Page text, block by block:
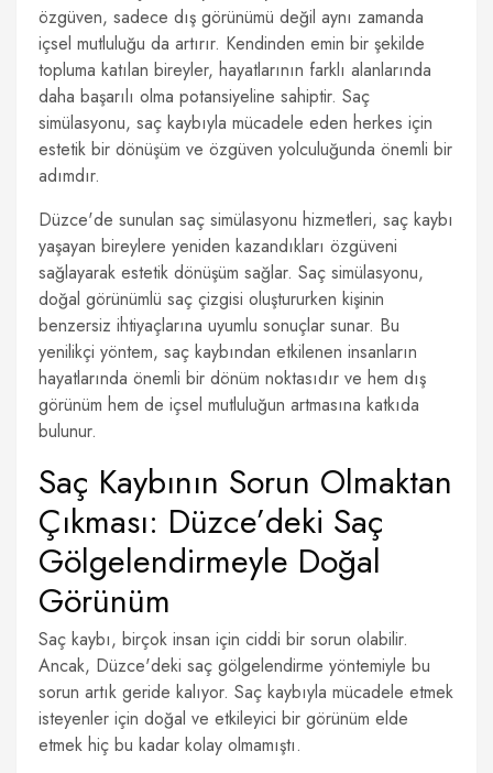
özgüven, sadece dış görünümü değil aynı zamanda
içsel mutluluğu da artırır. Kendinden emin bir şekilde
topluma katılan bireyler, hayatlarının farklı alanlarında
daha başarılı olma potansiyeline sahiptir. Saç
simülasyonu, saç kaybıyla mücadele eden herkes için
estetik bir dönüşüm ve özgüven yolculuğunda önemli bir
adımdır.
Düzce'de sunulan saç simülasyonu hizmetleri, saç kaybı
yaşayan bireylere yeniden kazandıkları özgüveni
sağlayarak estetik dönüşüm sağlar. Saç simülasyonu,
doğal görünümlü saç çizgisi oluştururken kişinin
benzersiz ihtiyaçlarına uyumlu sonuçlar sunar. Bu
yenilikçi yöntem, saç kaybından etkilenen insanların
hayatlarında önemli bir dönüm noktasıdır ve hem dış
görünüm hem de içsel mutluluğun artmasına katkıda
bulunur.
Saç Kaybının Sorun Olmaktan
Çıkması: Düzce’deki Saç
Gölgelendirmeyle Doğal
Görünüm
Saç kaybı, birçok insan için ciddi bir sorun olabilir.
Ancak, Düzce'deki saç gölgelendirme yöntemiyle bu
sorun artık geride kalıyor. Saç kaybıyla mücadele etmek
isteyenler için doğal ve etkileyici bir görünüm elde
etmek hiç bu kadar kolay olmamıştı.